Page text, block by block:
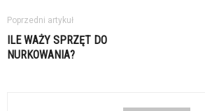
Poprzedni artykuł
ILE WAŻY SPRZĘT DO
NURKOWANIA?